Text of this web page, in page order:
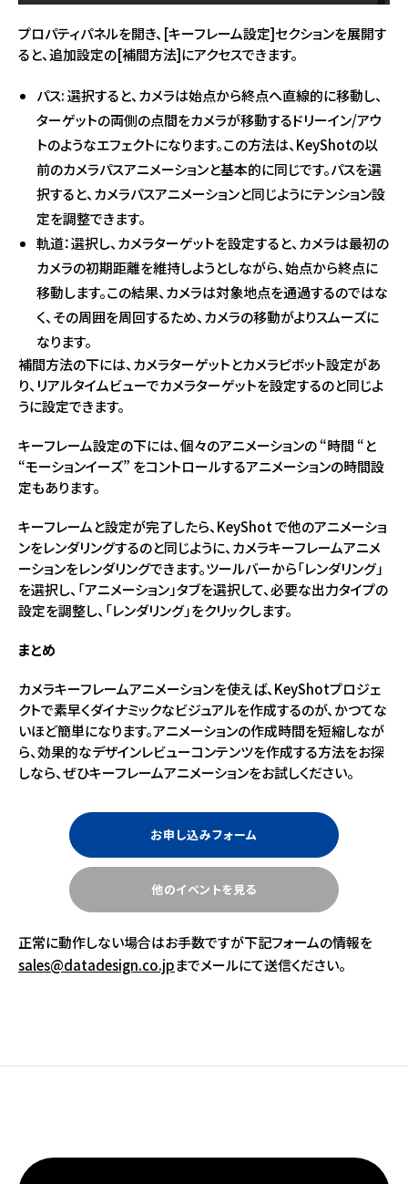
プロパティパネルを開き、[キーフレーム設定]セクションを展開す
ると、追加設定の[補間方法]にアクセスできます。
パス: 選択すると、カメラは始点から終点へ直線的に移動し、
ターゲットの両側の点間をカメラが移動するドリーイン/アウ
トのようなエフェクトになります。この方法は、KeyShotの以
前のカメラパスアニメーションと基本的に同じです。パスを選
択すると、カメラパスアニメーションと同じようにテンション設
定を調整できます。
軌道：選択し、カメラターゲットを設定すると、カメラは最初の
カメラの初期距離を維持しようとしながら、始点から終点に
移動します。この結果、カメラは対象地点を通過するのではな
く、その周囲を周回するため、カメラの移動がよりスムーズに
なります。
補間方法の下には、カメラターゲットとカメラピボット設定があ
り、リアルタイムビューでカメラターゲットを設定するのと同じよ
うに設定できます。
キーフレーム設定の下には、個々のアニメーションの “時間 “と
“モーションイーズ” をコントロールするアニメーションの時間設
定もあります。
キーフレームと設定が完了したら、KeyShot で他のアニメーショ
ンをレンダリングするのと同じように、カメラキーフレームアニメ
ーションをレンダリングできます。ツールバーから「レンダリング」
を選択し、「アニメーション」タブを選択して、必要な出力タイプの
設定を調整し、「レンダリング」をクリックします。
まとめ
カメラキーフレームアニメーションを使えば、KeyShotプロジェ
クトで素早くダイナミックなビジュアルを作成するのが、かつてな
いほど簡単になります。アニメーションの作成時間を短縮しなが
ら、効果的なデザインレビューコンテンツを作成する方法をお探
しなら、ぜひキーフレームアニメーションをお試しください。
お申し込みフォーム
他のイベントを見る
正常に動作しない場合はお手数ですが下記フォームの情報を
sales@datadesign.co.jpまでメールにて送信ください。